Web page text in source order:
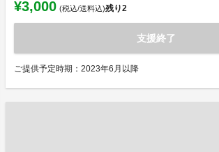
¥3,000 (税込/送料込)残り2
支援終了
ご提供予定時期：2023年6月以降